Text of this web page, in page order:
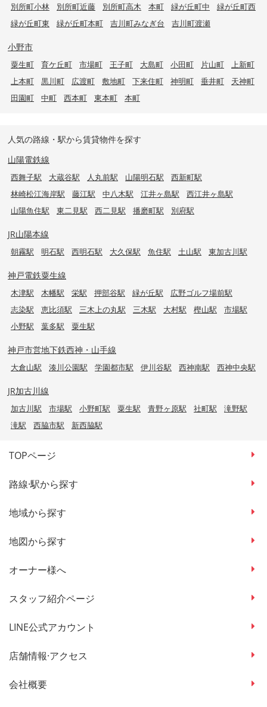
別所町小林
別所町近藤 別所町高木 本町 緑が丘町中
緑が丘町西
緑が丘町東
緑が丘町本町 吉川町みなぎ台 吉川町渡瀬
小野市
粟生町 育ケ丘町 市場町 王子町 大島町 小田町 片山町
上新町
上本町
黒川町 広渡町 敷地町 下来住町 神明町 垂井町
天神町
田園町
中町 西本町 東本町 本町
人気の路線・駅から賃貸物件を探す
山陽電鉄線
西舞子駅 大蔵谷駅 人丸前駅 山陽明石駅
西新町駅
林崎松江海岸駅
藤江駅 中八木駅 江井ヶ島駅
西江井ヶ島駅
山陽魚住駅
東二見駅 西二見駅 播磨町駅 別府駅
JR山陽本線
朝霧駅 明石駅 西明石駅 大久保駅 魚住駅 土山駅 東加古川駅
神戸電鉄粟生線
木津駅 木幡駅 栄駅 押部谷駅 緑が丘駅
広野ゴルフ場前駅
志染駅
恵比須駅 三木上の丸駅 三木駅 大村駅 樫山駅
市場駅
小野駅
葉多駅 粟生駅
神戸市営地下鉄西神・山手線
大倉山駅 湊川公園駅 学園都市駅 伊川谷駅 西神南駅 西神中央駅
JR加古川線
加古川駅 市場駅 小野町駅 粟生駅 青野ヶ原駅 社町駅
滝野駅
滝駅
西脇市駅 新西脇駅
TOPページ
路線·駅から探す
地域から探す
地図から探す
オーナー様へ
スタッフ紹介ページ
LINE公式アカウント
店舗情報·アクセス
会社概要